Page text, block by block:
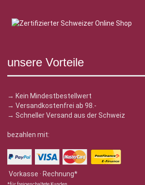
unsere Vorteile
→ Kein Mindestbestellwert
→ Versandkostenfrei ab 98.-
→ Schneller Versand aus der Schweiz
bezahlen mit:
Vorkasse · Rechnung*